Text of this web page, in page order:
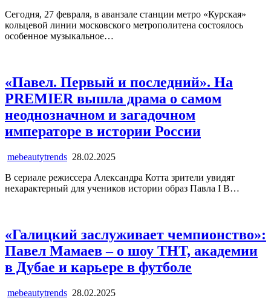
Сегодня, 27 февраля, в аванзале станции метро «Курская»
кольцевой линии московского метрополитена состоялось
особенное музыкальное…
«Павел. Первый и последний». На
PREMIER вышла драма о самом
неоднозначном и загадочном
императоре в истории России
mebeautytrends 28.02.2025
В сериале режиссера Александра Котта зрители увидят
нехарактерный для учеников истории образ Павла I В…
«Галицкий заслуживает чемпионство»:
Павел Мамаев – о шоу ТНТ, академии
в Дубае и карьере в футболе
mebeautytrends 28.02.2025